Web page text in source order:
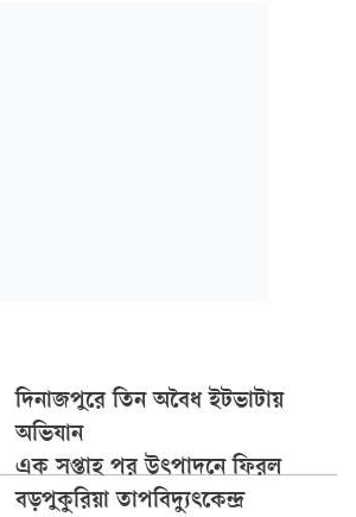
দিনাজপুরে তিন অবৈধ ইটভাটায়
অভিযান
এক সপ্তাহ পর উৎপাদনে ফিরল
বড়পুকুরিয়া তাপবিদ্যুৎকেন্দ্র